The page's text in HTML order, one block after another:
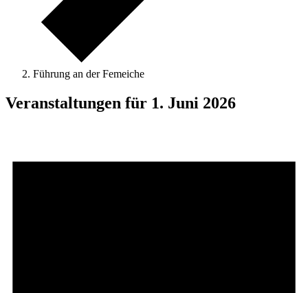
Führung an der Femeiche
Veranstaltungen für 1. Juni 2026